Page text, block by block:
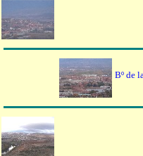
Bº de